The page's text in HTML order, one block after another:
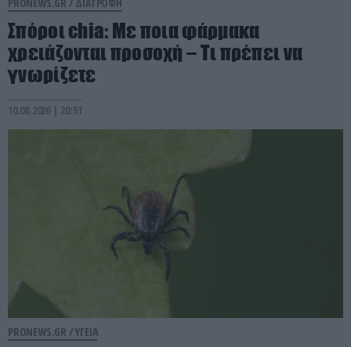
Σπόροι chia: Με ποια φάρμακα
χρειάζονται προσοχή – Τι πρέπει να
γνωρίζετε
10.08.2026 | 20:51
PRONEWS.GR /ΥΓΕΙΑ